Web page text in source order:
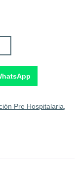
Pre Hospitalaria